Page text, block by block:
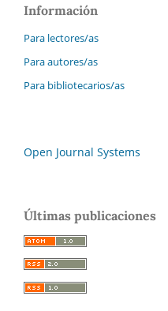
Información
Para lectores/as
Para autores/as
Para bibliotecarios/as
Open Journal Systems
Últimas publicaciones